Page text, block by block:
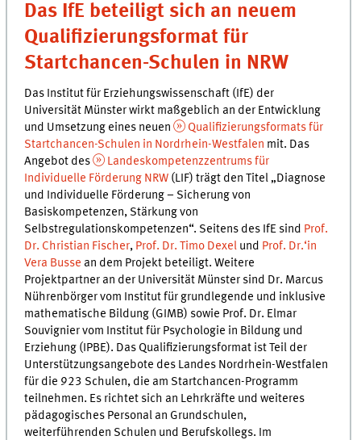
Das IfE beteiligt sich an neuem
Qualifizierungsformat für
Startchancen-Schulen in NRW
Das Institut für Erziehungswissenschaft (IfE) der
Universität Münster wirkt maßgeblich an der Entwicklung
und Umsetzung eines neuen
Qualifizierungsformats für
Startchancen-Schulen in Nordrhein-Westfalen mit. Das
Angebot des
Landeskompetenzzentrums für
Individuelle Förderung NRW (LIF) trägt den Titel „Diagnose
und Individuelle Förderung – Sicherung von
Basiskompetenzen, Stärkung von
Selbstregulationskompetenzen“. Seitens des IfE sind Prof.
Dr. Christian Fischer, Prof. Dr. Timo Dexel und Prof. Dr.‘in
Vera Busse an dem Projekt beteiligt. Weitere
Projektpartner an der Universität Münster sind Dr. Marcus
Nührenbörger vom Institut für grundlegende und inklusive
mathematische Bildung (GIMB) sowie Prof. Dr. Elmar
Souvignier vom Institut für Psychologie in Bildung und
Erziehung (IPBE). Das Qualifizierungsformat ist Teil der
Unterstützungsangebote des Landes Nordrhein-Westfalen
für die 923 Schulen, die am Startchancen-Programm
teilnehmen. Es richtet sich an Lehrkräfte und weiteres
pädagogisches Personal an Grundschulen,
weiterführenden Schulen und Berufskollegs. Im